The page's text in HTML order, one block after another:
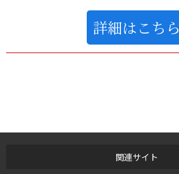
詳細はこちら
関連サイト